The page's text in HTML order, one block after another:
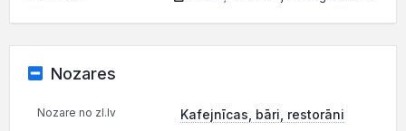
Nozares
Nozare no zl.lv Kafejnīcas, bāri, restorāni